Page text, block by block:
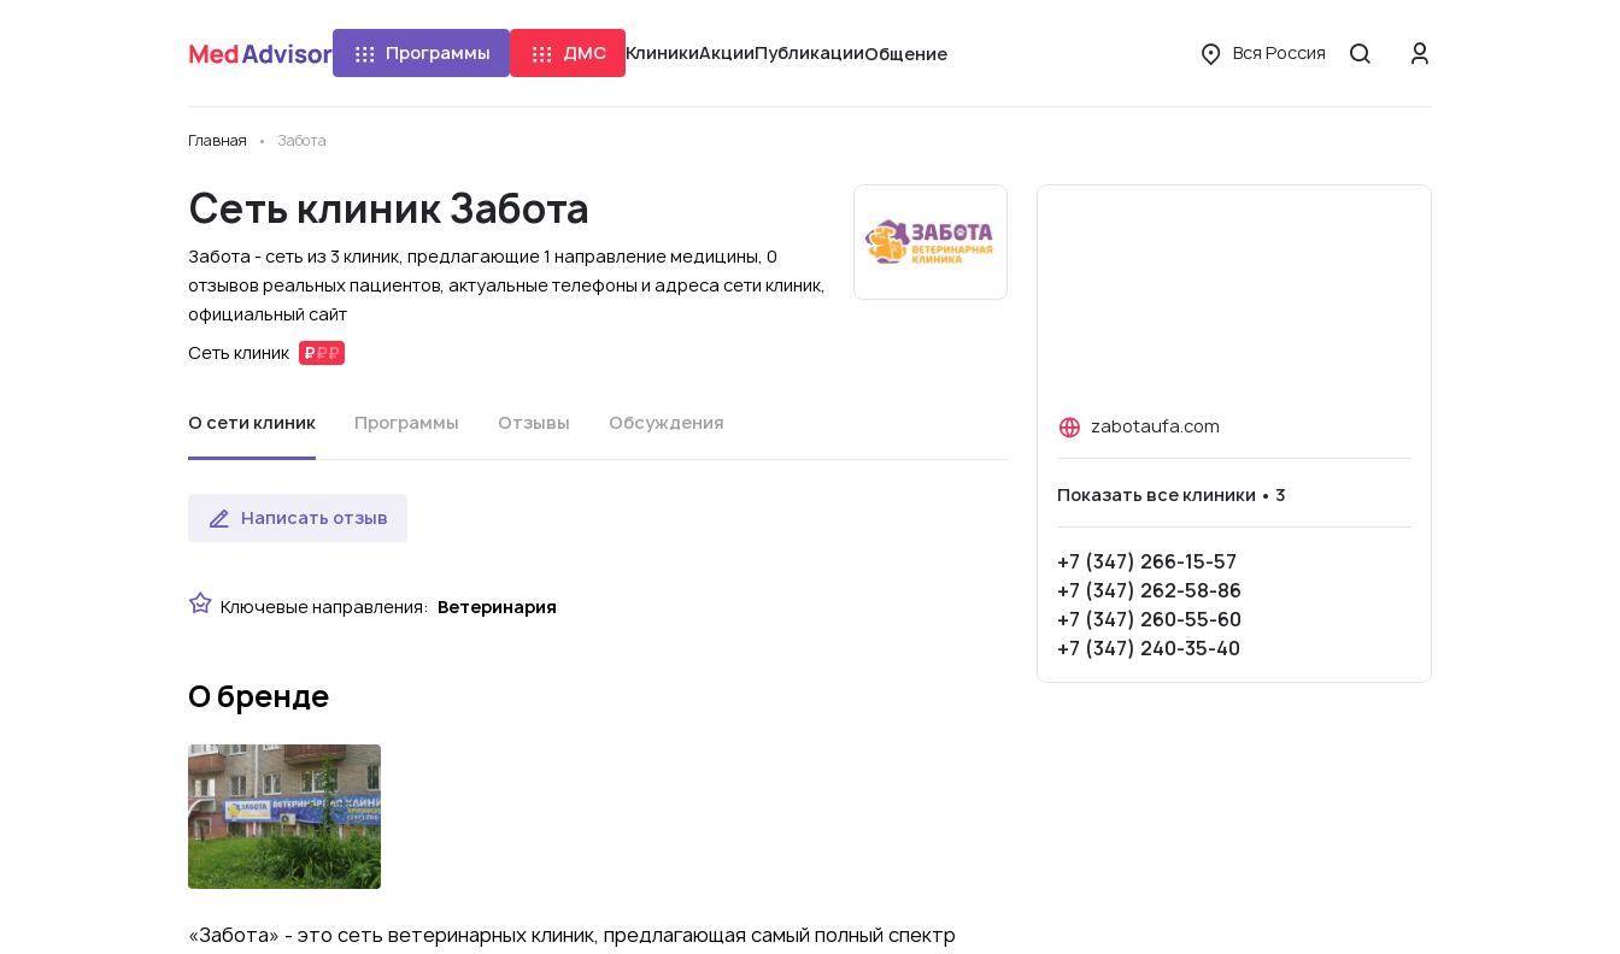
Программы ДМС КлиникиАкцииПубликацииОбщение Вся Россия
Главная Забота
Сеть клиник Забота
Забота - сеть из 3 клиник, предлагающие 1 направление медицины, 0
отзывов реальных пациентов, актуальные телефоны и адреса сети клиник,
официальный сайт
Сеть клиник
О сети клиник Программы Отзывы Обсуждения
Написать отзыв
Ключевые направления: Ветеринария
О бренде
«Забота» - это сеть ветеринарных клиник, предлагающая самый полный спектр
zabotaufa.com
Показать все клиники • 3
+7 (347) 266-15-57
+7 (347) 262-58-86
+7 (347) 260-55-60
+7 (347) 240-35-40